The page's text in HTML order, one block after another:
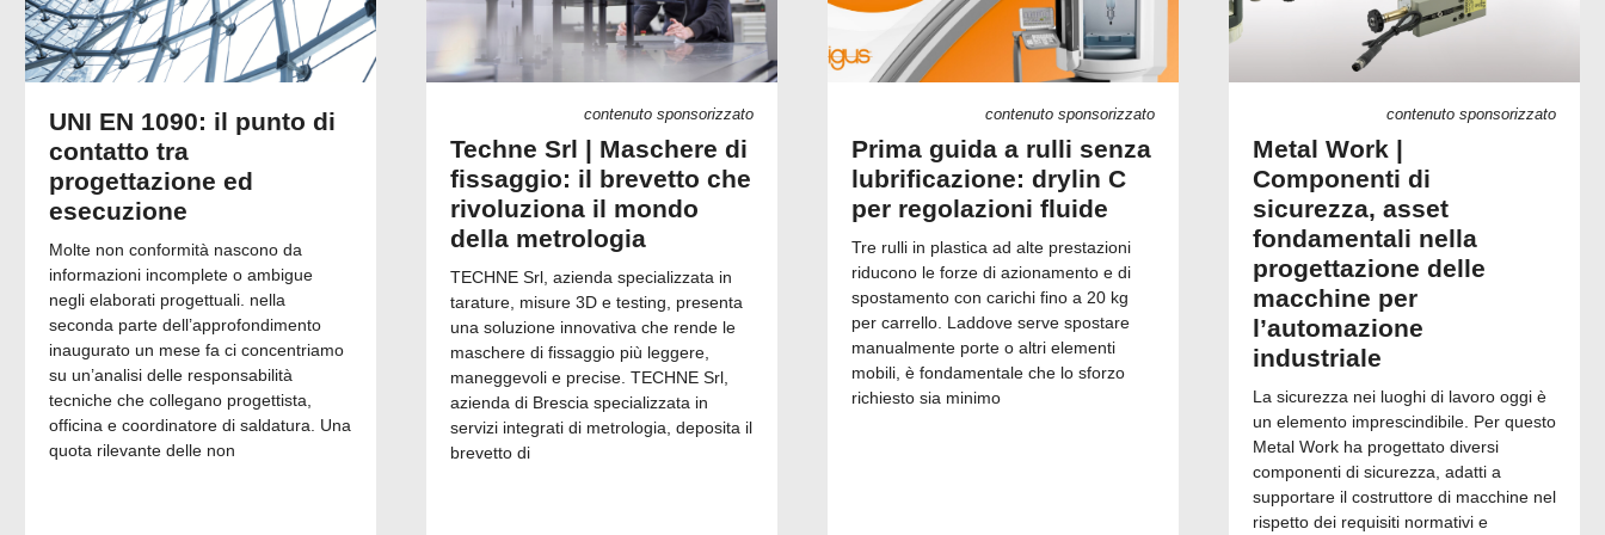
UNI EN 1090: il punto di
contatto tra
progettazione ed
esecuzione
Molte non conformità nascono da
informazioni incomplete o ambigue
negli elaborati progettuali. nella
seconda parte dell’approfondimento
inaugurato un mese fa ci concentriamo
su un’analisi delle responsabilità
tecniche che collegano progettista,
officina e coordinatore di saldatura. Una
quota rilevante delle non
contenuto sponsorizzato
Techne Srl | Maschere di
fissaggio: il brevetto che
rivoluziona il mondo
della metrologia
TECHNE Srl, azienda specializzata in
tarature, misure 3D e testing, presenta
una soluzione innovativa che rende le
maschere di fissaggio più leggere,
maneggevoli e precise. TECHNE Srl,
azienda di Brescia specializzata in
servizi integrati di metrologia, deposita il
brevetto di
contenuto sponsorizzato
Prima guida a rulli senza
lubrificazione: drylin C
per regolazioni fluide
Tre rulli in plastica ad alte prestazioni
riducono le forze di azionamento e di
spostamento con carichi fino a 20 kg
per carrello. Laddove serve spostare
manualmente porte o altri elementi
mobili, è fondamentale che lo sforzo
richiesto sia minimo
contenuto sponsorizzato
Metal Work |
Componenti di
sicurezza, asset
fondamentali nella
progettazione delle
macchine per
l’automazione
industriale
La sicurezza nei luoghi di lavoro oggi è
un elemento imprescindibile. Per questo
Metal Work ha progettato diversi
componenti di sicurezza, adatti a
supportare il costruttore di macchine nel
rispetto dei requisiti normativi e